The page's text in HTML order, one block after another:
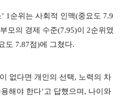
1순위는 사회적 인맥(중요도 7.9
모의 경제 수준(7.95)이 2순위였
도 7.87점)에 그쳤다.
없다면 개인의 선택, 노력의 차
해야 한다’고 답했으며, 나이와